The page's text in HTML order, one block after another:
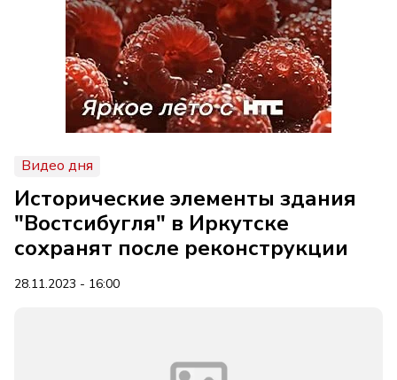
Видео дня
Исторические элементы здания
"Востсибугля" в Иркутске
сохранят после реконструкции
28.11.2023 - 16:00